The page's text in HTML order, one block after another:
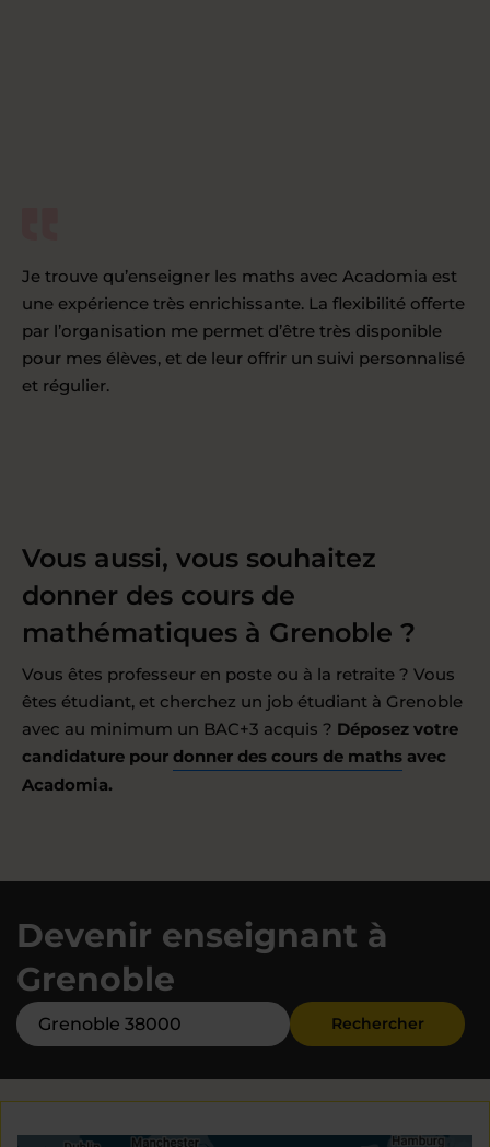
Je trouve qu’enseigner les maths avec Acadomia est
une expérience très enrichissante. La flexibilité offerte
par l’organisation me permet d’être très disponible
pour mes élèves, et de leur offrir un suivi personnalisé
et régulier.
Vous aussi, vous souhaitez
donner des cours de
mathématiques à Grenoble ?
Vous êtes professeur en poste ou à la retraite ? Vous
êtes étudiant, et cherchez un job étudiant à Grenoble
avec au minimum un BAC+3 acquis ? Déposez votre
candidature pour donner des cours de maths avec
Acadomia.
Devenir enseignant à
Grenoble
Rechercher